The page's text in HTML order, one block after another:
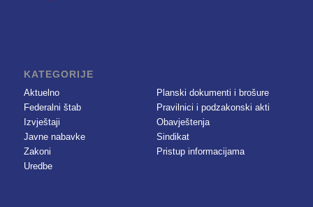
KATEGORIJE
Aktuelno
Federalni štab
Izvještaji
Javne nabavke
Zakoni
Uredbe
Planski dokumenti i brošure
Pravilnici i podzakonski akti
Obavještenja
Sindikat
Pristup informacijama